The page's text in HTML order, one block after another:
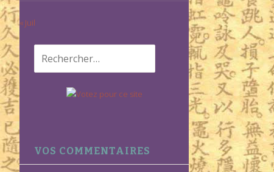
« Juil
Rechercher :
VOS COMMENTAIRES